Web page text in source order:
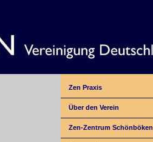
Zen Praxis
Über den Verein
Zen-Zentrum Schönböken